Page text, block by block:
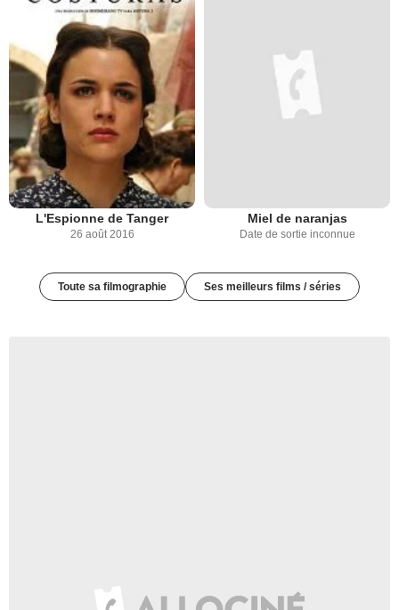
L'Espionne de Tanger
26 août 2016
Miel de naranjas
Date de sortie inconnue
Toute sa filmographie Ses meilleurs films / séries